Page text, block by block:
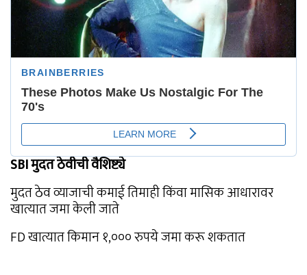
SBI मुदत ठेवीची वैशिष्ट्ये
मुदत ठेव व्याजाची कमाई तिमाही किंवा मासिक आधारावर
खात्यात जमा केली जाते
FD खात्यात किमान १,००० रुपये जमा करू शकतात